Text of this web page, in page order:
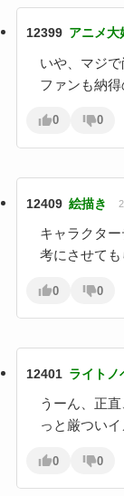
12399 アニメ大
いや、マジ
ファンも納得
0 0
12409 絵描き
キャラクタ
考にさせても
0 0
12401 ライトノ
うーん、正
っと厳つい
0 0